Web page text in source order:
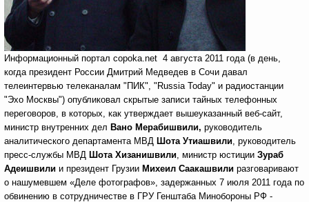
Информационный портал copoka.net 4 августа 2011 года (в день,
когда президент России Дмитрий Медведев в Сочи давал
телеинтервью телеканалам "ПИК", "Russia Today" и радиостанции
"Эхо Москвы") опубликовал скрытые записи тайных телефонных
переговоров, в которых, как утверждает вышеуказанный веб-сайт,
министр внутренних дел Вано Мерабишвили, руководитель
аналитического департамента МВД Шота Утиашвили, руководитель
пресс-службы МВД Шота Хизанишвили, министр юстиции Зураб
Адеишвили и президент Грузии Михеил Саакашвили разговаривают
о нашумевшем «Деле фотографов», задержанных 7 июля 2011 года по
обвинению в сотрудничестве в ГРУ Генштаба Минобороны РФ -